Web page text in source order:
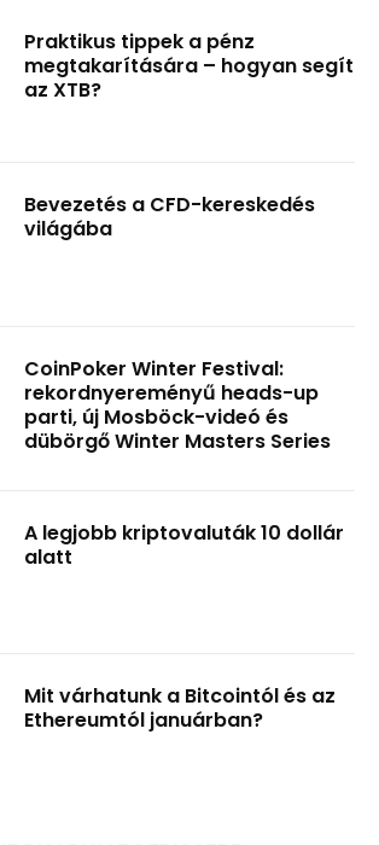
Praktikus tippek a pénz
megtakarítására – hogyan segít
az XTB?
Bevezetés a CFD-kereskedés
világába
CoinPoker Winter Festival:
rekordnyereményű heads-up
parti, új Mosböck-videó és
dübörgő Winter Masters Series
A legjobb kriptovaluták 10 dollár
alatt
Mit várhatunk a Bitcointól és az
Ethereumtól januárban?